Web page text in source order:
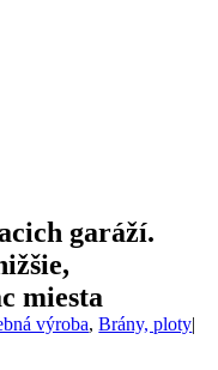
garáží.
miesta
výroba,Brány, ploty|